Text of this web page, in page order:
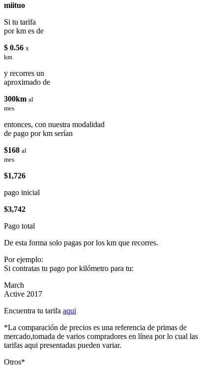
miituo
Si tu tarifa
por km es de
$ 0.56 x
km
y recorres un
aproximado de
300km al
mes
entonces, con nuestra modalidad
de pago por km serían
$168 al
mes
$1,726
pago inicial
$3,742
Pago total
De esta forma solo pagas por los km que recorres.
Por ejemplo:
Si contratas tu pago por kilómetro para tu:
March
Active 2017
Encuentra tu tarifa aqui
*La comparación de precios es una referencia de primas de
mercado,tomada de varios compradores en línea por lo cual las
tarifas aqui presentadas pueden variar.
Otros*